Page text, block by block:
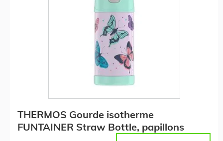
THERMOS Gourde isotherme
FUNTAINER Straw Bottle, papillons